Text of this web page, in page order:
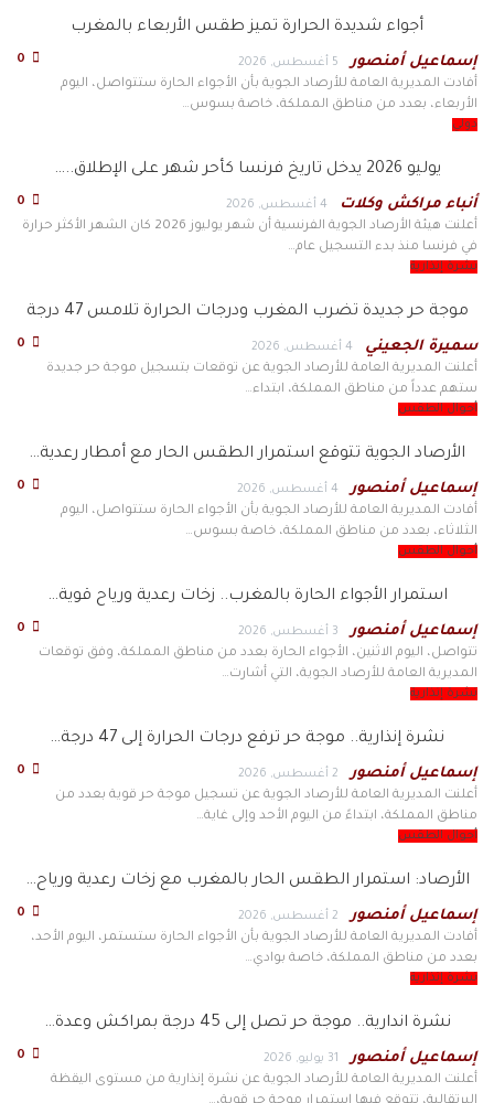
أجواء شديدة الحرارة تميز طقس الأربعاء بالمغرب
إسماعيل أمنصور 5 أغسطس, 2026
أفادت المديرية العامة للأرصاد الجوية بأن الأجواء الحارة ستتواصل، اليوم
الأربعاء، بعدد من مناطق المملكة، خاصة بسوس…
دولي
يوليو 2026 يدخل تاريخ فرنسا كأحر شهر على الإطلاق..…
أنباء مراكش وكلات 4 أغسطس, 2026
أعلنت هيئة الأرصاد الجوية الفرنسية أن شهر يوليوز 2026 كان الشهر الأكثر حرارة
في فرنسا منذ بدء التسجيل عام…
نشرة إنذارية
موجة حر جديدة تضرب المغرب ودرجات الحرارة تلامس 47 درجة
سميرة الجعيني 4 أغسطس, 2026
أعلنت المديرية العامة للأرصاد الجوية عن توقعات بتسجيل موجة حر جديدة
ستهم عدداً من مناطق المملكة، ابتداء…
أحوال الطقس
الأرصاد الجوية تتوقع استمرار الطقس الحار مع أمطار رعدية…
إسماعيل أمنصور 4 أغسطس, 2026
أفادت المديرية العامة للأرصاد الجوية بأن الأجواء الحارة ستتواصل، اليوم
الثلاثاء، بعدد من مناطق المملكة، خاصة بسوس…
أحوال الطقس
استمرار الأجواء الحارة بالمغرب.. زخات رعدية ورياح قوية…
إسماعيل أمنصور 3 أغسطس, 2026
تتواصل، اليوم الاثنين، الأجواء الحارة بعدد من مناطق المملكة، وفق توقعات
المديرية العامة للأرصاد الجوية، التي أشارت…
نشرة إنذارية
نشرة إنذارية.. موجة حر ترفع درجات الحرارة إلى 47 درجة…
إسماعيل أمنصور 2 أغسطس, 2026
أعلنت المديرية العامة للأرصاد الجوية عن تسجيل موجة حر قوية بعدد من
مناطق المملكة، ابتداءً من اليوم الأحد وإلى غاية…
أحوال الطقس
الأرصاد: استمرار الطقس الحار بالمغرب مع زخات رعدية ورياح…
إسماعيل أمنصور 2 أغسطس, 2026
أفادت المديرية العامة للأرصاد الجوية بأن الأجواء الحارة ستستمر، اليوم الأحد،
بعدد من مناطق المملكة، خاصة بوادي…
نشرة إنذارية
نشرة اندارية.. موجة حر تصل إلى 45 درجة بمراكش وعدة…
إسماعيل أمنصور 31 يوليو, 2026
أعلنت المديرية العامة للأرصاد الجوية عن نشرة إنذارية من مستوى اليقظة